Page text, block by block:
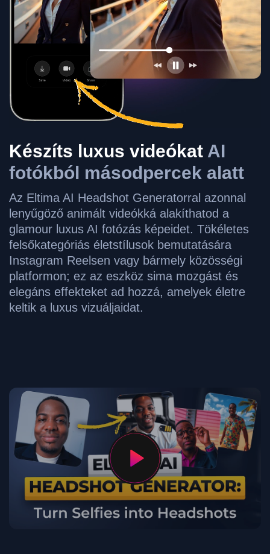
Készíts luxus videókat AI
fotókból másodpercek alatt
Az Eltima AI Headshot Generatorral azonnal
lenyűgöző animált videókká alakíthatod a
glamour luxus AI fotózás képeidet. Tökéletes
felsőkategóriás életstílusok bemutatására
Instagram Reelsen vagy bármely közösségi
platformon; ez az eszköz sima mozgást és
elegáns effekteket ad hozzá, amelyek életre
keltik a luxus vizuáljaidat.